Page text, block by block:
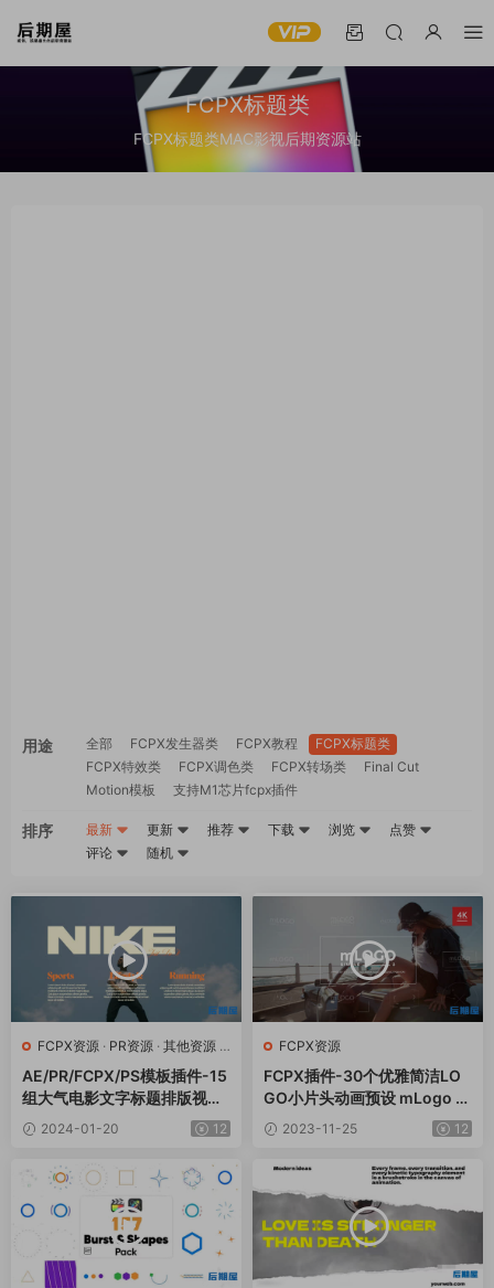
FCPX标题类
FCPX标题类MAC影视后期资源站
用途 全部 FCPX发生器类 FCPX教程
FCPX标题类
FCPX特效类
FCPX调色类 FCPX转场类
Final Cut
Motion模板
支持M1芯片fcpx插件
排序 最新 更新 推荐 下载 浏览
点赞
评论
随机
FCPX资源 · PR资源 · 其他资源 ·
AE模板
AE/PR/FCPX/PS模板插件-15
组大气电影文字标题排版视觉
设计 Tropic Colour – Cinem
atic Titles Vol.2
2024-01-20 12
FCPX资源
FCPX插件-30个优雅简洁LO
GO小片头动画预设 mLogo Si
mple 2
2023-11-25 12